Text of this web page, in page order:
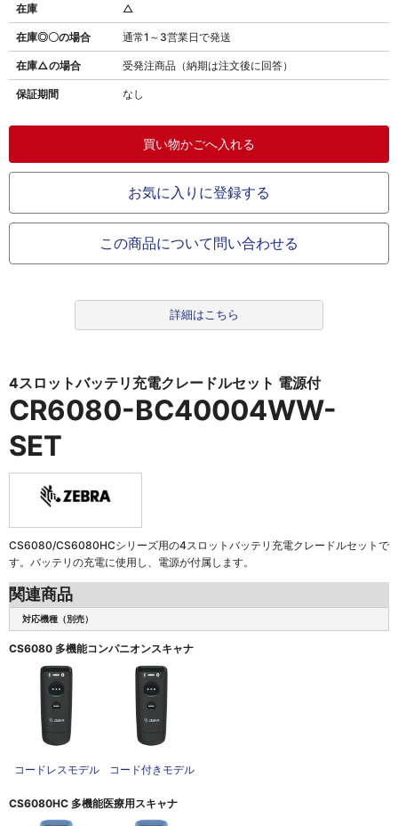
在庫◎〇の場合 通常1～3営業日で発送
在庫△の場合 受発注商品（納期は注文後に回答）
保証期間 なし
在庫 △
お気に入りに登録する
この商品について問い合わせる
詳細はこちら
4スロットバッテリ充電クレードルセット 電源付
CR6080-BC40004WW-
SET
CS6080/CS6080HCシリーズ用の4スロットバッテリ充電クレードルセットで
す。バッテリの充電に使用し、電源が付属します。
関連商品
対応機種（別売）
CS6080 多機能コンパニオンスキャナ
コードレスモデル コード付きモデル
CS6080HC 多機能医療用スキャナ